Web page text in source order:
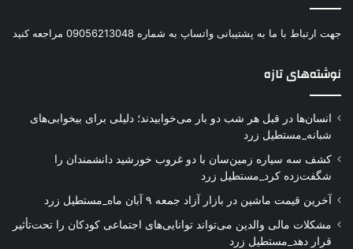
جهت ارتباط با ما به پشتیبانی واتساپ به شماره 09056213048 مراجعه کنید
نوشته‌های تازه
انسان‌ها در قبل هر شب دو بار می‌خوابیدند؛ دلیلی برای بیخوابی‌های
شبانه_مستطیل زرد
کشف سه سیاره زمین‌سان با دو غروب خورشید دانشمندان را
شگفت‌زده کرد_مستطیل زرد
آخرین قیمت ماشین در بازار آزاد جمعه ۹ آبان ماه_مستطیل زرد
مشکلات مالی والدین می‌تواند توانایی‌های اجتماعی کودکان را تحت‌تأثیر
قرار دهد_مستطیل زرد